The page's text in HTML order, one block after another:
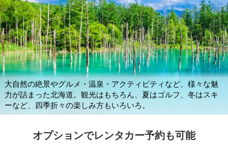
大自然の絶景やグルメ・温泉・アクティビティなど、様々な魅
力が詰まった北海道。観光はもちろん、夏はゴルフ、冬はスキ
ーなど、四季折々の楽しみ方もいろいろ。
オプションでレンタカー予約も可能